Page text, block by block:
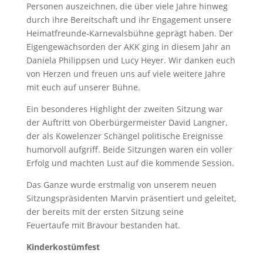
Personen auszeichnen, die über viele Jahre hinweg
durch ihre Bereitschaft und ihr Engagement unsere
Heimatfreunde-Karnevalsbühne geprägt haben. Der
Eigengewächsorden der AKK ging in diesem Jahr an
Daniela Philippsen und Lucy Heyer. Wir danken euch
von Herzen und freuen uns auf viele weitere Jahre
mit euch auf unserer Bühne.
Ein besonderes Highlight der zweiten Sitzung war
der Auftritt von Oberbürgermeister David Langner,
der als Kowelenzer Schängel politische Ereignisse
humorvoll aufgriff. Beide Sitzungen waren ein voller
Erfolg und machten Lust auf die kommende Session.
Das Ganze wurde erstmalig von unserem neuen
Sitzungspräsidenten Marvin präsentiert und geleitet,
der bereits mit der ersten Sitzung seine
Feuertaufe mit Bravour bestanden hat.
Kinderkostümfest